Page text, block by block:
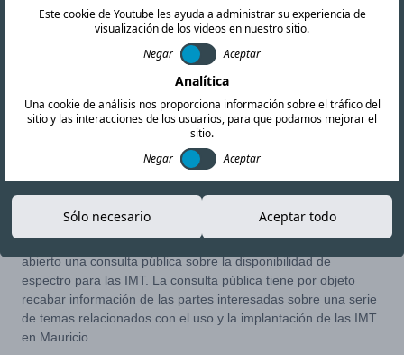
El organismo regulador de Mauricio, la Autoridad de
Tecnologías de la Información y la Comunicación (ICTA), ha
abierto una consulta pública sobre la disponibilidad de
espectro para las IMT. La consulta pública tiene por objeto
recabar información de las partes interesadas sobre una serie
de temas relacionados con el uso y la implantación de las IMT
en Mauricio.
Este cookie de Youtube les ayuda a administrar su experiencia de
visualización de los videos en nuestro sitio.
Negar
Aceptar
Analítica
Una cookie de análisis nos proporciona información sobre el tráfico del
sitio y las interacciones de los usuarios, para que podamos mejorar el
sitio.
Negar
Aceptar
Sólo necesario Aceptar todo